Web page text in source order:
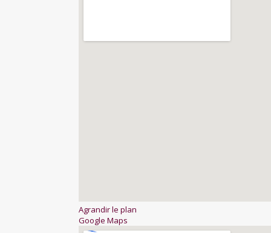
Agrandir le plan
Google Maps